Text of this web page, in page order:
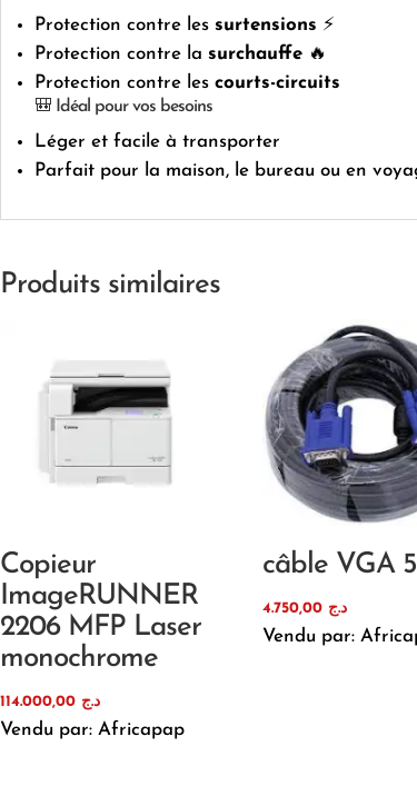
Protection contre les surtensions ⚡
Protection contre la surchauffe🔥
Protection contre les courts-circuits
🎒 Idéal pour vos besoins
Léger et facile à transporter
Parfait pour la maison, le bureau ou en
Produits similaires
Copieur
ImageRUNNER
2206 MFP Laser
monochrome
د.ج 114.000,00
Vendu par: Africapap
câble VGA
د.ج 4.750,00
Vendu par: